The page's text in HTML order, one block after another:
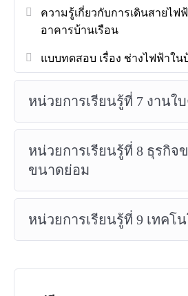
ความรู้เกี่ยวกับการเดินสายไฟ
อาคารบ้านเรือน
แบบทดสอบ เรื่อง ช่างไฟฟ้าใน
หน่วยการเรียนรู้ที่ 7 งานใ
หน่วยการเรียนรู้ที่ 8 ธุรกิจ
ขนาดย่อม
หน่วยการเรียนรู้ที่ 9 เทคโ